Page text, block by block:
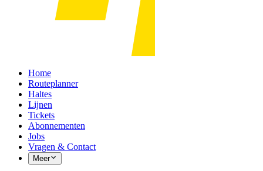
Home
Routeplanner
Haltes
Lijnen
Tickets
Abonnementen
Jobs
Vragen & Contact
Meer